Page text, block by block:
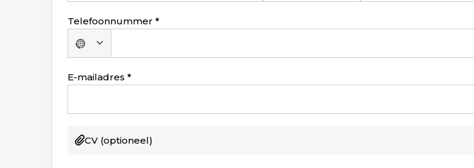
Telefoonnummer
Geen
land
geselecteerd
E-mailadres
CV (optioneel)